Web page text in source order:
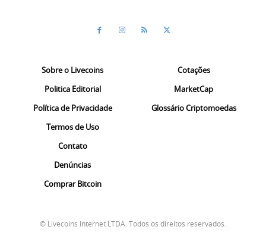
Sobre o Livecoins
Politica Editorial
Política de Privacidade
Termos de Uso
Contato
Denúncias
Comprar Bitcoin
Cotações
MarketCap
Glossário Criptomoedas
© Livecoins Internet LTDA. Todos os direitos reservados.